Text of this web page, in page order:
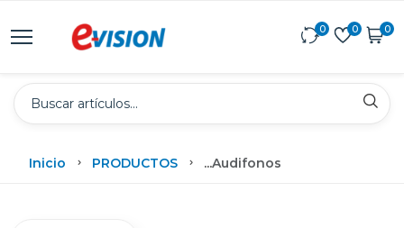
0 0 0
Inicio PRODUCTOS ...Audifonos